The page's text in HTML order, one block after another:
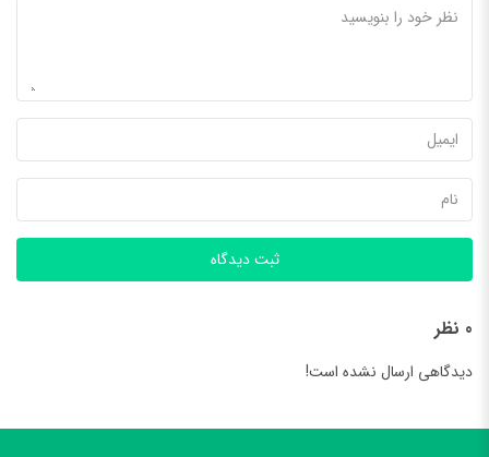
ثبت دیدگاه
0 نظر
دیدگاهی ارسال نشده است!